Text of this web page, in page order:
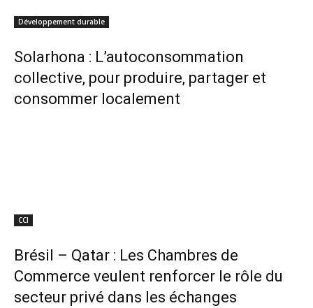
Développement durable
Solarhona : L’autoconsommation
collective, pour produire, partager et
consommer localement
CCI
Brésil – Qatar : Les Chambres de
Commerce veulent renforcer le rôle du
secteur privé dans les échanges